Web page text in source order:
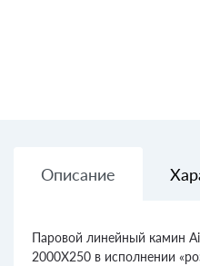
Описание
Паровой линейный камин
2000X250 в исполнении